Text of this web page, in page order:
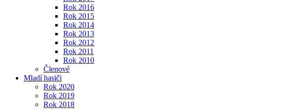
Rok 2016
Rok 2015
Rok 2014
Rok 2013
Rok 2012
Rok 2011
Rok 2010
Členové
Mladí hasiči
Rok 2020
Rok 2019
Rok 2018